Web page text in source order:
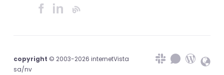
copyright © 2003-2026 internetVista
sa/nv